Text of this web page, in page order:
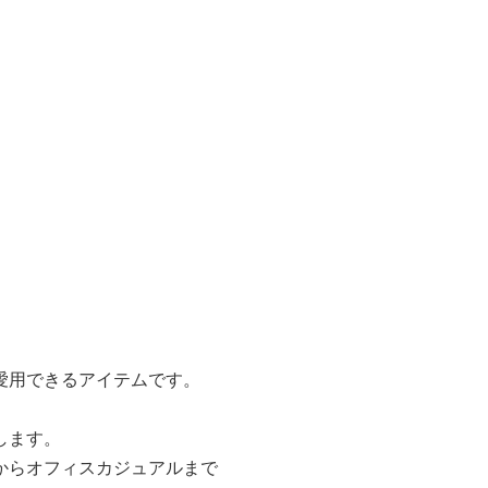
できるアイテムです。
す。
オフィスカジュアルまで